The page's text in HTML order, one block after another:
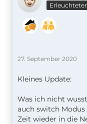
Erleuchteter
27. September 2020
Kleines Update:
Was ich nicht
auch switch
Zeit wieder in die